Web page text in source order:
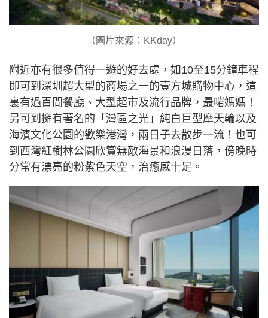
（圖片來源：KKday）
附近亦有很多值得一遊的好去處，如10至15分鐘車程
即可到深圳超大型的商場之一的壹方城購物中心，這
裏有過百間餐廳、大型超市及流行品牌，最啱媽媽！
另可到擁有著名的「灣區之光」純白巨型摩天輪以及
海濱文化公園的歡樂港灣，兩日子去散步一流！也可
到西灣紅樹林公園欣賞無敵海景和浪漫日落，傍晚時
分常有漂亮的粉紫色天空，治癒感十足。